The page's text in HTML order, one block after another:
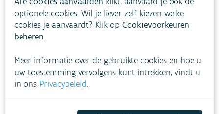
lage tot zeer lage grondwaterstanden voor de
tijd van het jaar de komende maand verder kan
opnieuw licht stijgen.
optionele cookies. Wil je liever zelf kiezen welke
cookies je aanvaardt? Klik opCookievoorkeuren
beheren.
Meer informatie over de gebruikte cookies en hoe u
uw toestemming vervolgens kunt intrekken, vindt u
in ons Privacybeleid.